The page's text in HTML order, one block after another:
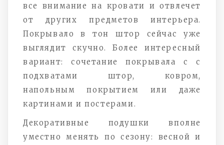
все внимание на кровати и отвлечет
от других предметов интерьера.
Покрывало в тон штор сейчас уже
выглядит скучно. Более интересный
вариант: сочетание покрывала с с
подхватами штор, ковром,
напольным покрытием или даже
картинами и постерами.
Декоративные подушки вполне
уместно менять по сезону: весной и